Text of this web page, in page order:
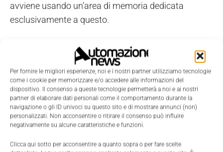
Per fornire le migliori esperienze, noi e i nostri partner utilizziamo tecnologie
come i cookie per memorizzare e/o accedere alle informazioni del
dispositivo. Il consenso a queste tecnologie permetterà a noi e ai nostri
partner di elaborare dati personali come il comportamento durante la
navigazione o gli ID univoci su questo sito e di mostrare annunci (non)
personalizzati. Non acconsentire o ritirare il consenso può influire
negativamente su alcune caratteristiche e funzioni.
Clicca qui sotto per acconsentire a quanto sopra o per fare scelte
avviene usando un’area di memoria dedicata
esclusivamente a questo.
Il design del Safety Controller M580 evita che i
malfunzionamenti di un sistema producano impatti
sull’altro, pur avendo un singolo pacchetto plc in cui
controllo e sicurezza possono condividere gli stessi
tool di programmazione e la struttura I/O, come altri
sistemi nell’impianto. Ciò comporta la possibilità di
gestire la sicurezza funzionale e le logiche standard
di processo conun unico controllore hardware